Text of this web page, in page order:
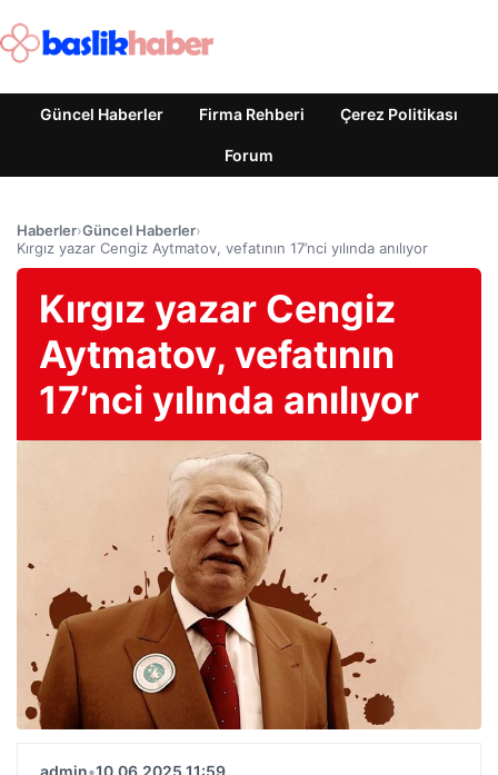
Güncel Haberler Firma Rehberi Çerez Politikası
Forum
Haberler›Güncel Haberler›
Kırgız yazar Cengiz Aytmatov, vefatının 17’nci yılında anılıyor
Kırgız yazar Cengiz
Aytmatov, vefatının
17’nci yılında anılıyor
admin•10.06.2025 11:59